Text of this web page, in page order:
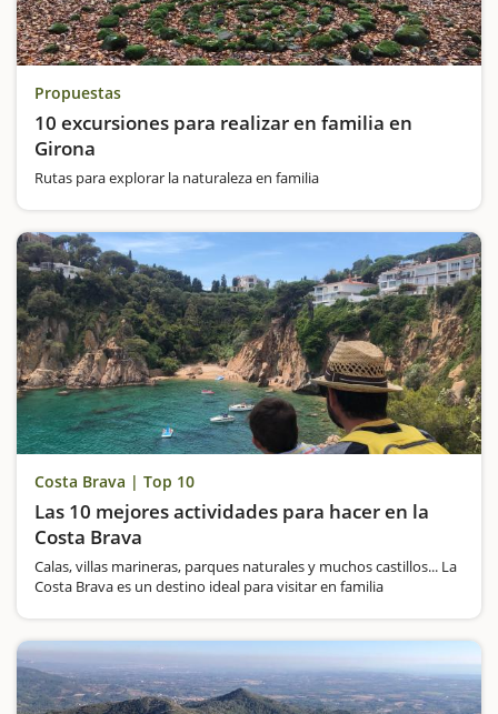
Propuestas
10 excursiones para realizar en familia en
Girona
Rutas para explorar la naturaleza en familia
Costa Brava | Top 10
Las 10 mejores actividades para hacer en la
Costa Brava
Calas, villas marineras, parques naturales y muchos castillos... La
Costa Brava es un destino ideal para visitar en familia